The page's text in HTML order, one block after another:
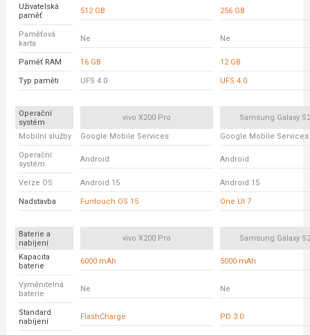
Uživatelská
paměť
512 GB 256 GB
Paměťová
karta
Ne Ne
Paměť RAM 16 GB 12 GB
Typ paměti UFS 4.0 UFS 4.0
Operační
systém
vivo X200 Pro Samsung Galaxy
Mobilní služby Google Mobile Services Google Mobile Services
Operační
systém
Android Android
Verze OS Android 15 Android 15
Nadstavba Funtouch OS 15 One UI 7
Baterie a
nabíjení
vivo X200 Pro Samsung Galaxy
Kapacita
baterie
6000 mAh 5000 mAh
Vyměnitelná
baterie
Ne Ne
Standard
nabíjení
FlashCharge PD 3.0